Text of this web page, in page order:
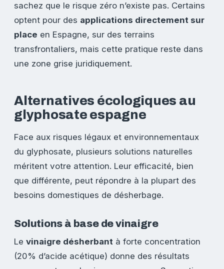
sachez que le risque zéro n’existe pas. Certains
optent pour des applications directement sur
place en Espagne, sur des terrains
transfrontaliers, mais cette pratique reste dans
une zone grise juridiquement.
Alternatives écologiques au
glyphosate espagne
Face aux risques légaux et environnementaux
du glyphosate, plusieurs solutions naturelles
méritent votre attention. Leur efficacité, bien
que différente, peut répondre à la plupart des
besoins domestiques de désherbage.
Solutions à base de vinaigre
Levinaigre désherbant à forte concentration
(20% d’acide acétique) donne des résultats